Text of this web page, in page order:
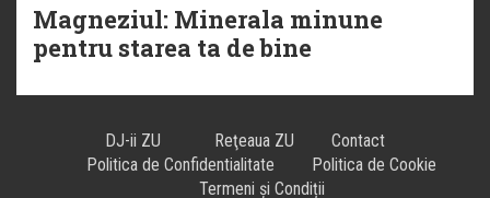
Magneziul: Minerala minune
pentru starea ta de bine
DJ-ii ZU Reţeaua ZU
Contact
Politica de Confidentialitate
Politica de Cookie
Termeni și Condiții